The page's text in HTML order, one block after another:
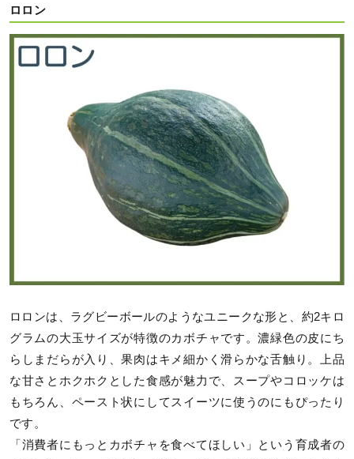
ロロン
ロロンは、ラグビーボールのようなユニークな形と、約2キロ
グラムの大玉サイズが特徴のカボチャです。濃緑色の皮にち
らしまだらが入り、果肉はキメ細かく滑らかな舌触り。上品
な甘さとホクホクとした食感が魅力で、スープやコロッケは
もちろん、ペースト状にしてスイーツに使うのにもぴったり
です。
「消費者にもっとカボチャを食べてほしい」という育成者の